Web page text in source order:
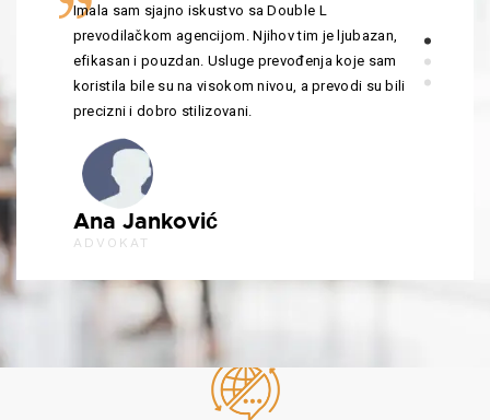
Imala sam sjajno iskustvo sa Double L
prevodilačkom agencijom. Njihov tim je ljubazan,
efikasan i pouzdan. Usluge prevođenja koje sam
koristila bile su na visokom nivou, a prevodi su bili
precizni i dobro stilizovani.
Ana Janković
ADVOKAT